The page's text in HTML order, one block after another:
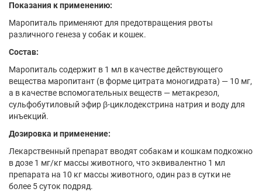
Показания к применению:
Маропиталь применяют для предотвращения рвоты
различного генеза у собак и кошек.
Состав:
Маропиталь содержит в 1 мл в качестве действующего
вещества маропитант (в форме цитрата моногидрата) — 10 мг,
а в качестве вспомогательных веществ — метакрезол,
сульфобутиловый эфир β-циклодекстрина натрия и воду для
инъекций.
Дозировка и применение:
Лекарственный препарат вводят собакам и кошкам подкожно
в дозе 1 мг/кг массы животного, что эквивалентно 1 мл
препарата на 10 кг массы животного, один раз в сутки не
более 5 суток подряд.